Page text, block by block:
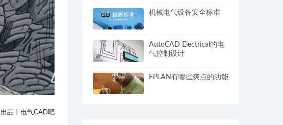
出品丨电气CAD吧
机械电气设备安全标准
AutoCAD Electrical的电
气控制设计
EPLAN有哪些爽点的功能